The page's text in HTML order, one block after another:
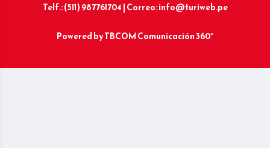
Telf.: (511) 987761704 | Correo: info@turiweb.pe
Powered byTBCOM Comunicación 360°